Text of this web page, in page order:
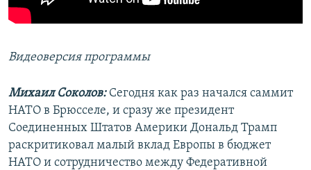
Видеоверсия программы
Михаил Соколов:Сегодня как раз начался саммит
НАТО в Брюсселе, и сразу же президент
Соединенных Штатов Америки Дональд Трамп
раскритиковал малый вклад Европы в бюджет
НАТО и сотрудничество между Федеративной